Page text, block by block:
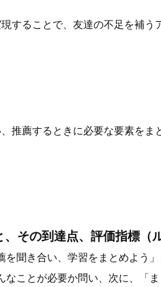
することで、友達の不足を補う
推薦するときに必要な要素をま
、その到達点、評価指標（
聞き合い、学習をまとめよう」
なことが必要か問い、次に、「